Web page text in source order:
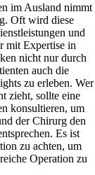
im Ausland nimmt
Oft wird diese
und
mit Expertise in
nicht nur durch
auch die
zu erleben. Wer
zieht, sollte eine
konsultieren, um
der Chirurg den
Es ist
zu achten, um
Operation zu